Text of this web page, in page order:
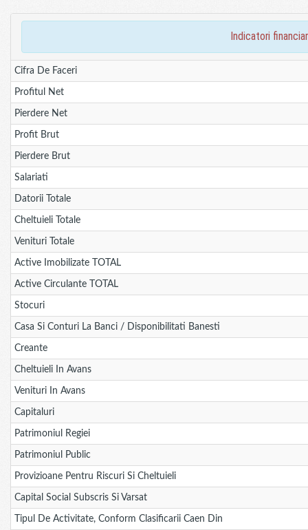
indicatori
Cifra De Faceri
Profitul Net
Pierdere Net
Profit Brut
Pierdere Brut
Salariati
Datorii Totale
Cheltuieli Totale
Venituri Totale
Active Imobilizate TOTAL
Active Circulante TOTAL
Stocuri
Casa Si Conturi La Banci / Disponibilitati Banesti
Creante
Cheltuieli In Avans
Venituri In Avans
Capitaluri
Patrimoniul Regiei
Patrimoniul Public
Provizioane Pentru Riscuri Si Cheltuieli
Capital Social Subscris Si Varsat
Tipul De Activitate, Conform Clasificarii Caen Din